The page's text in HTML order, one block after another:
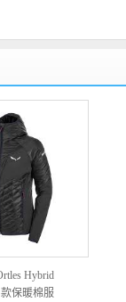
Hybrid
款保暖棉服